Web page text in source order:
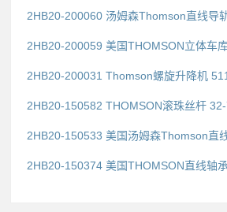
2HB20-200060 汤姆森Thomson直线导
2HB20-200031 Thomson螺旋升降机
2HB20-150582 THOMSON滚珠丝杆
2HB20-150374 美国THOMSON直线轴